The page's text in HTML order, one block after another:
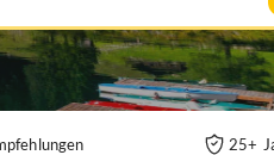
25+